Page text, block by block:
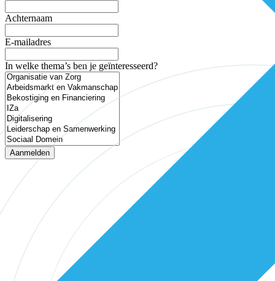
Achternaam
E-mailadres
In welke thema’s ben je geïnteresseerd?
Aanmelden